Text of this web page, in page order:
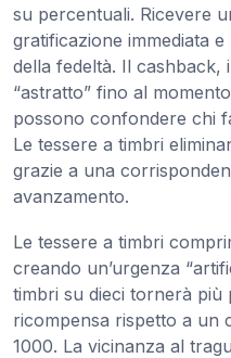
su percentuali. Ricevere
gratificazione immediata
della fedeltà. Il cashback,
“astratto” fino al
possono confondere chi
Le tessere a timbri
grazie a una
avanzamento.
Le tessere a timbri
creando un’urgenza
timbri su dieci tornerà
ricompensa rispetto a un
1000. La vicinanza al